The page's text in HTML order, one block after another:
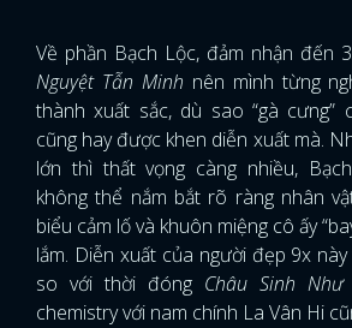
Về phần Bạch Lộc, đảm nhận đến
Nguyệt Tẫn Minh nên mình từng
thành xuất sắc, dù sao “gà cưng”
cũng hay được khen diễn xuất mà.
lớn thì thất vọng càng nhiều,
không thể nắm bắt rõ ràng nhân
biểu cảm lố và khuôn miệng cô ấy
lắm. Diễn xuất của người đẹp 9x
so với thời đóng Châu Sinh Như
chemistry với nam chính La Vân Hi